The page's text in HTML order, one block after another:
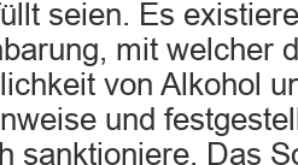
seien. Es
mit welcher
von Alkohol
und
sanktioniere. Das